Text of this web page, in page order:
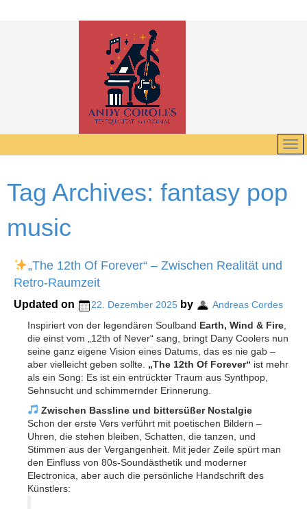
Tag Archives: fantasy pop
music
„The 12th Of Forever“ – Zwischen Realität und
Retro-Raumzeit
Updated on 22. Dezember 2025 by
Andreas Cordes
Inspiriert von der legendären Soulband Earth, Wind & Fire
die einst vom „12th of Never“ sang, bringt Dany Coolers nun
seine ganz eigene Vision eines Datums, das es nie gab –
aber vielleicht geben sollte. „The 12th Of Forever“ ist mehr
als ein Song: Es ist ein entrückter Traum aus Synthpop,
Sehnsucht und schimmernder Erinnerung.
Zwischen Bassline und bittersüßer Nostalgie
Schon der erste Vers verführt mit poetischen Bildern –
Uhren, die stehen bleiben, Schatten, die tanzen, und
Stimmen aus der Vergangenheit. Mit jeder Zeile spürt man
den Einfluss von 80s-Soundästhetik und moderner
Electronica, aber auch die persönliche Handschrift des
Künstlers: